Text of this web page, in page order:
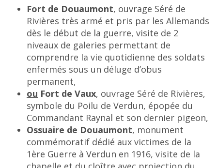
Fort de Douaumont, ouvrage Séré de
Rivières très armé et pris par les Allemands
dès le début de la guerre, visite de 2
niveaux de galeries permettant de
comprendre la vie quotidienne des soldats
enfermés sous un déluge d’obus
permanent,
ou Fort de Vaux, ouvrage Séré de Rivières,
symbole du Poilu de Verdun, épopée du
Commandant Raynal et son dernier pigeon,
Ossuaire de Douaumont, monument
commémoratif dédié aux victimes de la
1ère Guerre à Verdun en 1916, visite de la